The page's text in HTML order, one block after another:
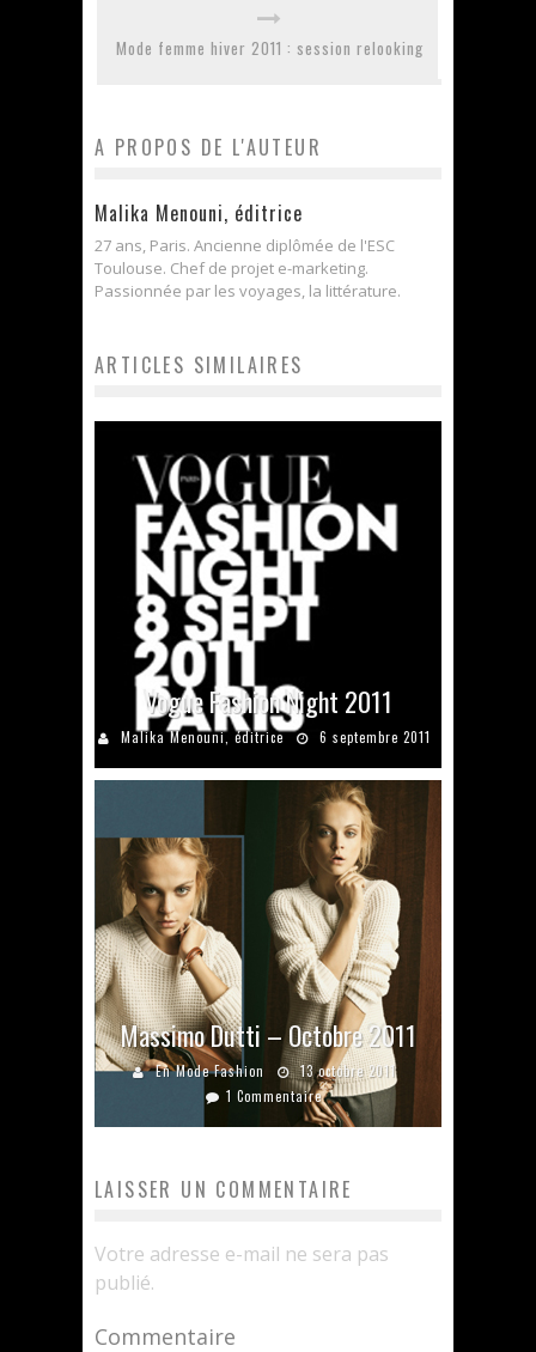
Mode femme hiver 2011 : session relooking
A PROPOS DE L'AUTEUR
Malika Menouni, éditrice
27 ans, Paris. Ancienne diplômée de l'ESC
Toulouse. Chef de projet e-marketing.
Passionnée par les voyages, la littérature.
ARTICLES SIMILAIRES
Vogue Fashion Night 2011
Malika Menouni, éditrice 6 septembre 2011
Massimo Dutti – Octobre 2011
En Mode Fashion
13 octobre 2011
1 Commentaire
LAISSER UN COMMENTAIRE
Votre adresse e-mail ne sera pas
publié.
Commentaire